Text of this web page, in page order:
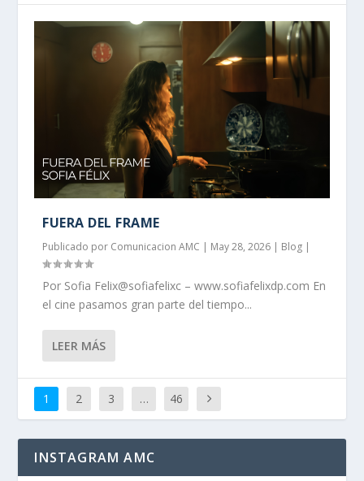
FUERA DEL FRAME
Publicado por Comunicacion AMC | May 28, 2026 | Blog |
Por Sofia Felix@sofiafelixc – www.sofiafelixdp.com En
el cine pasamos gran parte del tiempo...
LEER MÁS
1 2 3 … 46
INSTAGRAM AMC